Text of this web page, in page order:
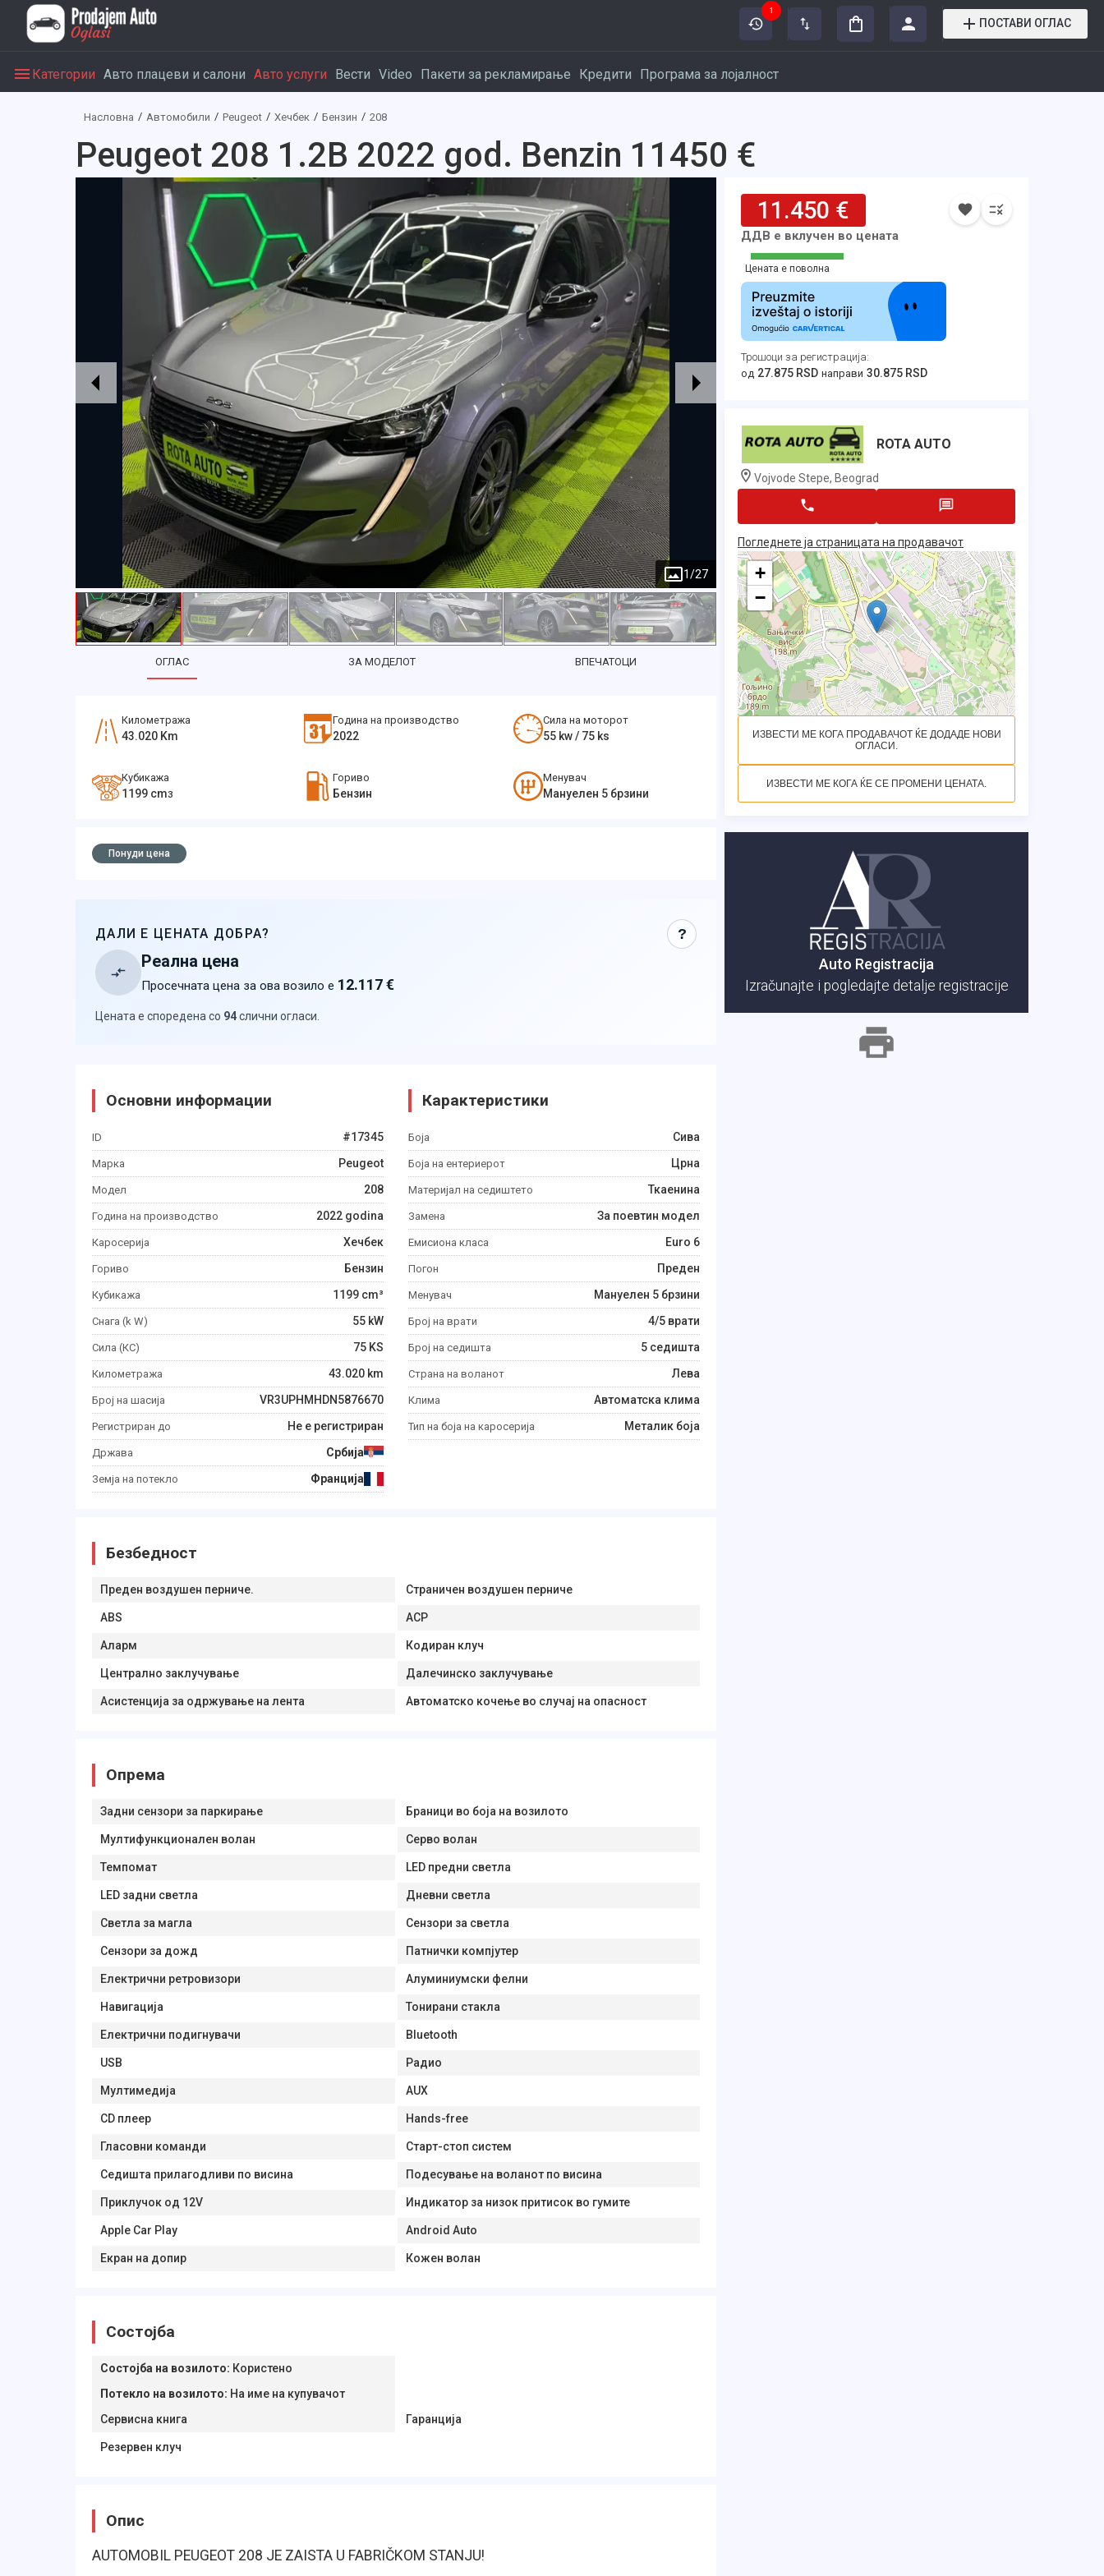
1
ПОСТАВИ ОГЛАС
Категории Авто плацеви и салони Авто услуги Вести Video Пакети за рекламирање Кредити Програма за лојалност
Насловна Автомобили Peugeot Хечбек Бензин 208
Peugeot 208 1.2B 2022 god. Benzin 11450 €
1/27
ОГЛАС ЗА МОДЕЛОТ ВПЕЧАТОЦИ
Километража
43.020 Km
Година на производство
2022
Сила на моторот
55 kw / 75 ks
Кубикажа
1199 cm3
Гориво
Бензин
Менувач
Мануелен 5 брзини
Понуди цена
ДАЛИ Е ЦЕНАТА ДОБРА? ?
Реална цена
Просечната цена за ова возило е 12.117 €
Цената е споредена со 94слични огласи
Основни информации
ID #17345
Марка Peugeot
Модел 208
Година на производство 2022 godina
Каросерија Хечбек
Гориво Бензин
Кубикажа 1199 cm³
Снага (k W) 55 kW
Сила (КС) 75 KS
Километража 43.020 km
Број на шасија VR3UPHMHDN5876670
Регистриран до Не е регистриран
Држава Србија
Земја на потекло Франција
Карактеристики
Боја Сива
Боја на ентериерот Црна
Материјал на седиштето Ткаенина
Замена За поевтин модел
Емисиона класа Euro 6
Погон Преден
Менувач Мануелен 5 брзини
Број на врати 4/5 врати
Број на седишта 5 седишта
Страна на воланот Лева
Клима Автоматска клима
Тип на боја на каросерија Металик боја
Безбедност
Преден воздушен перниче. Страничен воздушен перниче
ABS АСР
Аларм Кодиран клуч
Централно заклучување Далечинско заклучување
Асистенција за одржување на лента Автоматско кочење во случај на опасност
Опрема
Задни сензори за паркирање Браници во боја на возилото
Мултифункционален волан Серво волан
Темпомат LED предни светла
LED задни светла Дневни светла
Светла за магла Сензори за светла
Сензори за дожд Патнички компјутер
Електрични ретровизори Алуминиумски фелни
Навигација Тонирани стакла
Електрични подигнувачи Bluetooth
USB Радио
Мултимедија AUX
CD плеер Hands-free
Гласовни команди Старт-стоп систем
Седишта прилагодливи по висина Подесување на воланот по висина
Приклучок од 12V Индикатор за низок притисок во гумите
Apple Car Play Android Auto
Екран на допир Кожен волан
Состојба
Состојба на возилото: Користено
Потекло на возилото: На име на купувачот
Сервисна книга
Гаранција
Резервен клуч
Опис
AUTOMOBIL PEUGEOT 208 JE ZAISTA U FABRIČKOM STANJU!
11.450 €
ДДВ е вклучен во цената
Цената е поволна
Трошоци за регистрација:
од 27.875 RSD направи 30.875 RSD
ROTA AUTO
Vojvode Stepe, Beograd
Погледнете ја страницата на продавачот
+
−
ИЗВЕСТИ МЕ КОГА ПРОДАВАЧОТ ЌЕ ДОДАДЕ НОВИ
ОГЛАСИ.
ИЗВЕСТИ МЕ КОГА ЌЕ СЕ ПРОМЕНИ ЦЕНАТА.
Auto Registracija
Izračunajte i pogledajte detalje registracije